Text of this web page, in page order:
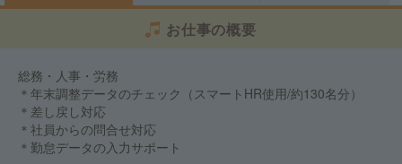
お仕事の概要
総務・人事・労務
＊年末調整データのチェック（スマートHR使用/約130名分）
＊差し戻し対応
＊社員からの問合せ対応
＊勤怠データの入力サポート